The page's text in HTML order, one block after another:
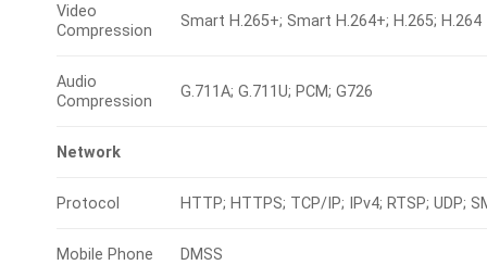
Video
Compression
Smart H.265+; Smart H.264+; H.265; H.264
Audio
Compression
G.711A; G.711U; PCM; G726
Network
Protocol HTTP; HTTPS; TCP/IP; IPv4; RTSP; UDP;
Mobile Phone DMSS